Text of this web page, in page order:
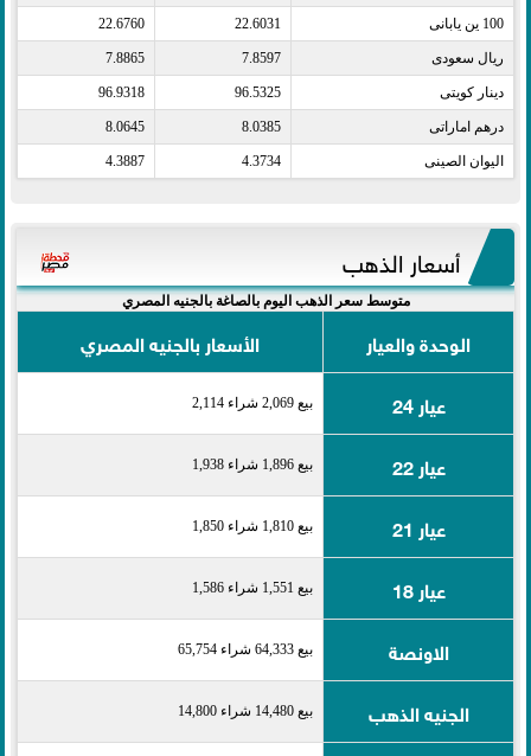
100 ين يابانى​ 22.6031
22.6760
ريال سعودى​ 7.8597
7.8865
دينار كويتى​ 96.5325
96.9318
درهم اماراتى​ 8.0385
8.0645
اليوان الصينى​ 4.3734
4.3887
أسعار الذهب
متوسط سعر الذهب اليوم بالصاغة بالجنيه المصري
الوحدة والعيار
الأسعار بالجنيه المصري
عيار 24
بيع 2,069 شراء 2,114
عيار 22 بيع 1,896 شراء 1,938
عيار 21 بيع 1,810 شراء 1,850
عيار 18 بيع 1,551 شراء 1,586
الاونصة بيع 64,333 شراء 65,754
الجنيه الذهب بيع 14,480 شراء 14,800